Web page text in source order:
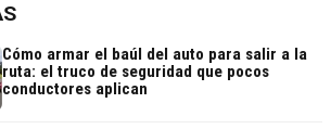
Cómo armar el baúl del auto para salir a la
ruta: el truco de seguridad que pocos
conductores aplican